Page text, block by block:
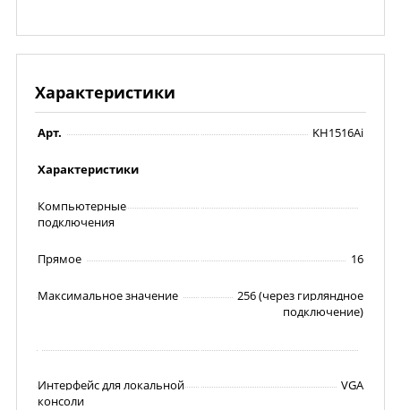
Характеристики
Арт. KH1516Ai
Характеристики
Компьютерные
подключения
Прямое 16
Максимальное значение
256 (через гирляндное
подключение)
Интерфейс для локальной
консоли
VGA